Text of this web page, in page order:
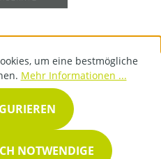
um eine bestmögliche
Mehr Informationen ...
NOTWENDIGE